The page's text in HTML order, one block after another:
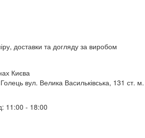
доставки та догляду за виробом
Києва
вул. Велика Васильківська, 131 ст. м.
11:00 - 18:00